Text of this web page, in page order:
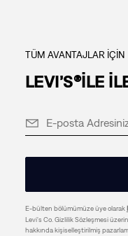
TÜM AVANTAJLAR İÇİN
LEVI’S®İLE
E-bülten bölümümüze üye olarak
Levi's Co. Gizlilik Sözleşmesi
hakkında kişiselleştirilmiş